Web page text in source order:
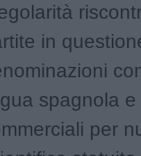
in
spagnola
per